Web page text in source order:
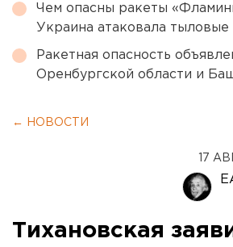
Чем опасны ракеты
Украина атаковала
Ракетная опасность
Оренбургской области и
← НОВОСТИ
17
Тихановская